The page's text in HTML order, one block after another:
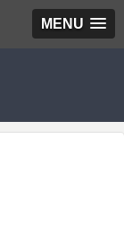
MENU